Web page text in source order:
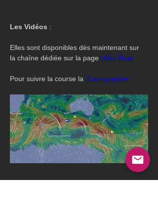
Les Vidéos :
Elles sont disponibles dès maintenant sur
la chaîne dédiée sur la page Ultim Boat
Pour suivre la course la Cartographie